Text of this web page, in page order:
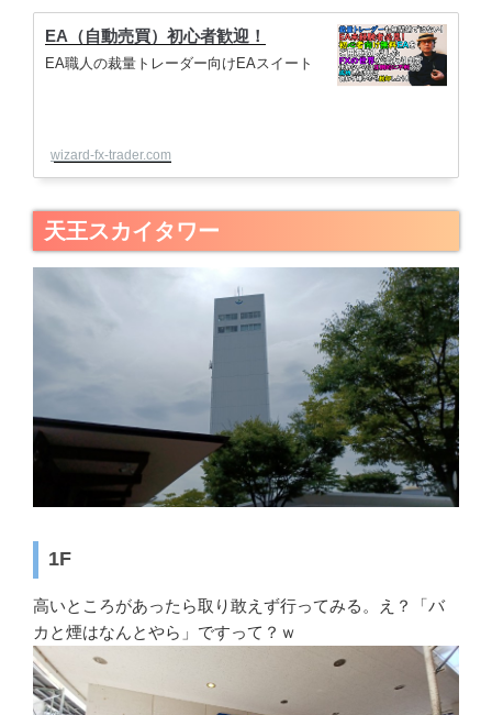
EA（自動売買）初心者歓迎！
EA職人の裁量トレーダー向けEAスイート
wizard-fx-trader.com
天王スカイタワー
1F
高いところがあったら取り敢えず行ってみる。え？「バ
カと煙はなんとやら」ですって？ｗ